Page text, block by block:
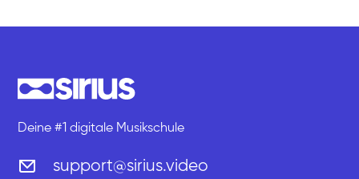
Deine #1 digitale Musikschule
support@sirius.video